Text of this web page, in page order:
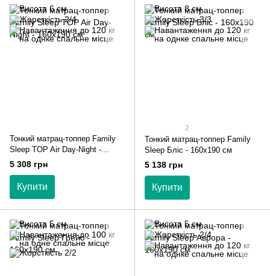
Тонкий матрац-топпер Family
Sleep TOP Air Day-Night -
160х190 см
5 308 грн
Купити
2
Тонкий матрац-топпер Family
Sleep Бліс - 160х190 см
5 138 грн
Купити